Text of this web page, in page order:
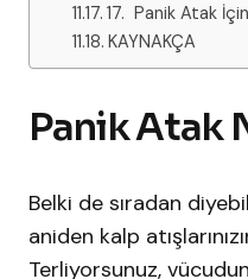
17. Panik Atak
KAYNAKÇA
Panik Atak
Belki de sıradan
aniden kalp
Terliyorsunuz,